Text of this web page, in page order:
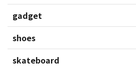
gadget
shoes
skateboard